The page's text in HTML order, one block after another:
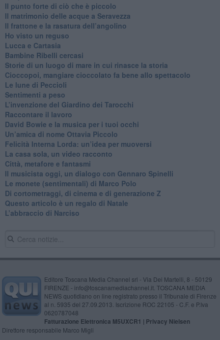
​Il punto forte di ciò che è piccolo
​Il matrimonio delle acque a Seravezza
​Il frattone e la rasatura dell’angolino
​Ho visto un reguso
Lucca e Cartasia
Bambine Ribelli cercasi
Storie di un luogo di mare in cui rinasce la storia
Cioccopoi, mangiare cioccolato fa bene allo spettacolo
​Le lune di Peccioli
​Sentimenti a peso
​L’invenzione del Giardino dei Tarocchi
​Raccontare il lavoro
David Bowie e la musica per i tuoi occhi
Un’amica di nome Ottavia Piccolo
​Felicità Interna Lorda: un’idea per muoversi
​La casa sola, un video racconto
​Città, metafore e fantasmi
Il musicista oggi, un dialogo con Gennaro Spinelli
Le monete (sentimentali) di Marco Polo
​Di cortometraggi, di cinema e di generazione Z
​Questo articolo è un regalo di Natale
L’abbraccio di Narciso
Editore Toscana Media Channel srl - Via Dei Martelli, 8 - 50129
FIRENZE - info@toscanamediachannel.it. TOSCANA MEDIA
NEWS quotidiano on line registrato presso il Tribunale di Firenze
al n. 5935 del 27.09.2013. Iscrizione ROC 22105 - C.F. e P.Iva
0620787048
Fatturazione Elettronica M5UXCR1 | Privacy Nielsen
Direttore responsabile Marco Migli